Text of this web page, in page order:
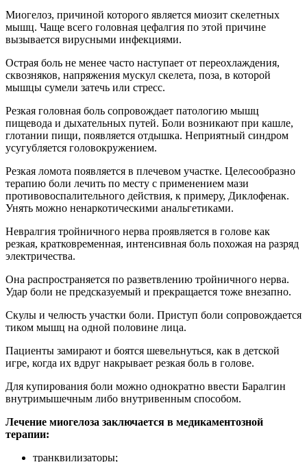
Миогелоз, причиной которого является миозит скелетных
мышц. Чаще всего головная цефалгия по этой причине
вызывается вирусными инфекциями.
Острая боль не менее часто наступает от переохлаждения,
сквозняков, напряжения мускул скелета, поза, в которой
мышцы сумели затечь или стресс.
Резкая головная боль сопровождает патологию мышц
пищевода и дыхательных путей. Боли возникают при кашле,
глотании пищи, появляется отдышка. Неприятный синдром
усугубляется головокружением.
Резкая ломота появляется в плечевом участке. Целесообразно
терапию боли лечить по месту с применением мази
противовоспалительного действия, к примеру, Диклофенак.
Унять можно ненаркотическими анальгетиками.
Невралгия тройничного нерва проявляется в голове как
резкая, кратковременная, интенсивная боль похожая на разряд
электричества.
Она распространяется по разветвлению тройничного нерва.
Удар боли не предсказуемый и прекращается тоже внезапно.
Скулы и челюсть участки боли. Приступ боли сопровождается
тиком мышц на одной половине лица.
Пациенты замирают и боятся шевельнуться, как в детской
игре, когда их вдруг накрывает резкая боль в голове.
Для купирования боли можно однократно ввести Баралгин
внутримышечным либо внутривенным способом.
Лечение миогелоза заключается в медикаментозной
терапии:
транквилизаторы;